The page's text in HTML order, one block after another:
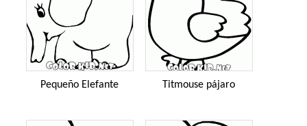
Pequeño Elefante Titmouse pájaro